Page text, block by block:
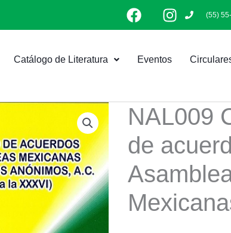
F
a
e
b
k
I
n
a
a
m
(55)
Catálogo de Literatura Eventos
NAL009
de